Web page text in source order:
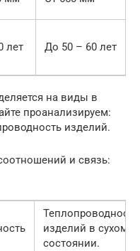
лет До 50 – 60 лет
на виды в
проанализируем:
изделий.
и связь:
Теплопроводность
изделий в сухом
состоянии.